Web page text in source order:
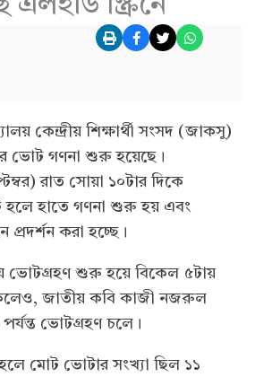
এলইডি স্ক্রিনে
কেন্দ্রীয় শিক্ষার্থী সংসদ (জাকসু)
ভোট গণনা শুরু হয়েছে।
রাত সোয়া ১০টার দিকে
হলে হাতে গণনা শুরু হয় এবং
প্রদর্শন করা হচ্ছে।
শুরু হয়ে বিকেল ৫টায়
জাতীয় কবি কাজী নজরুল
ভোটগ্রহণ চলে।
হলে মোট ভোটার সংখ্যা ছিল ১১